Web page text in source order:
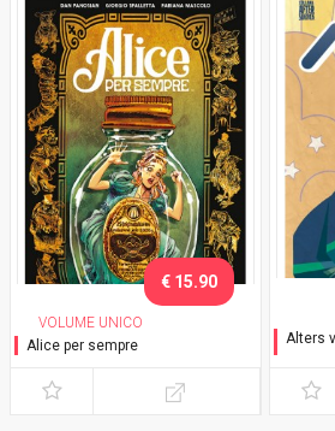
VOLUME UNICO
Alice per sempre
€ 15.90
Alters